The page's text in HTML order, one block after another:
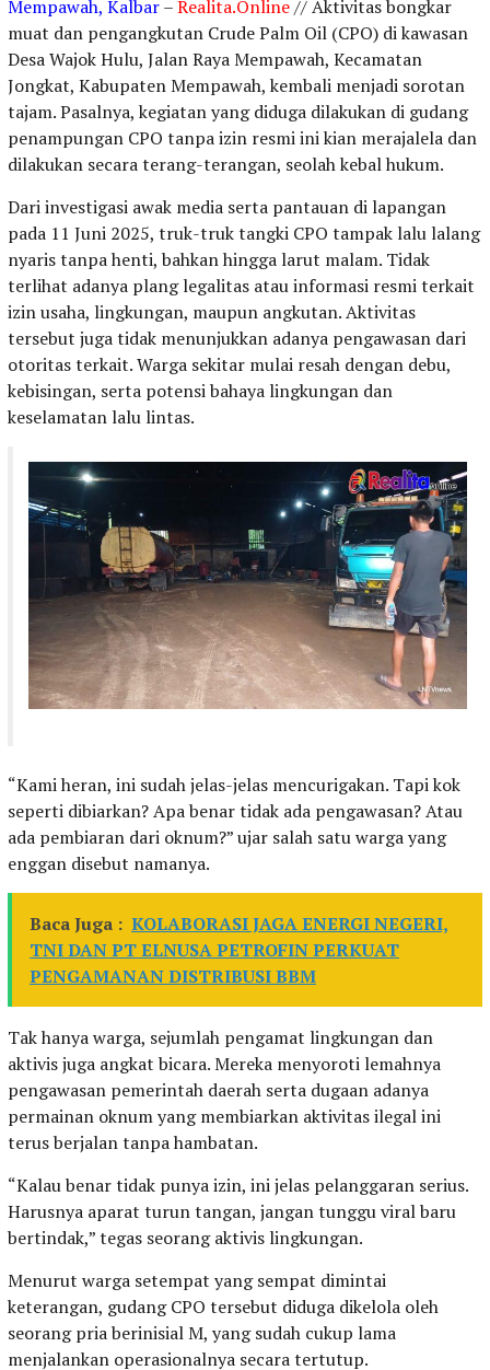
Mempawah, Kalbar–Realita.Online// Aktivitas bongkar
muat dan pengangkutan Crude Palm Oil (CPO) di kawasan
Desa Wajok Hulu, Jalan Raya Mempawah, Kecamatan
Jongkat, Kabupaten Mempawah, kembali menjadi sorotan
tajam. Pasalnya, kegiatan yang diduga dilakukan di gudang
penampungan CPO tanpa izin resmi ini kian merajalela dan
dilakukan secara terang-terangan, seolah kebal hukum.
Dari investigasi awak media serta pantauan di lapangan
pada 11 Juni 2025, truk-truk tangki CPO tampak lalu lalang
nyaris tanpa henti, bahkan hingga larut malam. Tidak
terlihat adanya plang legalitas atau informasi resmi terkait
izin usaha, lingkungan, maupun angkutan. Aktivitas
tersebut juga tidak menunjukkan adanya pengawasan dari
otoritas terkait. Warga sekitar mulai resah dengan debu,
kebisingan, serta potensi bahaya lingkungan dan
keselamatan lalu lintas.
“Kami heran, ini sudah jelas-jelas mencurigakan. Tapi kok
seperti dibiarkan? Apa benar tidak ada pengawasan? Atau
ada pembiaran dari oknum?” ujar salah satu warga yang
enggan disebut namanya.
Baca Juga : KOLABORASI JAGA ENERGI NEGERI,
TNI DAN PT ELNUSA PETROFIN PERKUAT
PENGAMANAN DISTRIBUSI BBM
Tak hanya warga, sejumlah pengamat lingkungan dan
aktivis juga angkat bicara. Mereka menyoroti lemahnya
pengawasan pemerintah daerah serta dugaan adanya
permainan oknum yang membiarkan aktivitas ilegal ini
terus berjalan tanpa hambatan.
“Kalau benar tidak punya izin, ini jelas pelanggaran serius.
Harusnya aparat turun tangan, jangan tunggu viral baru
bertindak,” tegas seorang aktivis lingkungan.
Menurut warga setempat yang sempat dimintai
keterangan, gudang CPO tersebut diduga dikelola oleh
seorang pria berinisial M, yang sudah cukup lama
menjalankan operasionalnya secara tertutup.